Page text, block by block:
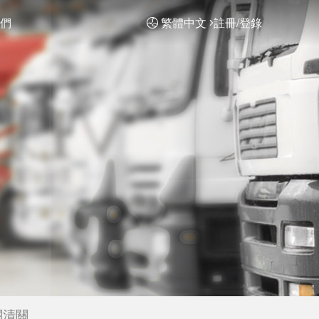
繁體中文 註冊/登錄
關